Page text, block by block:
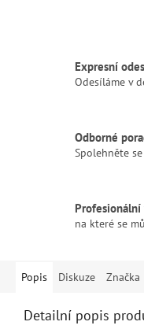
Expresní
Odesíláme v
Odborné
Spolehněte
na které se
Popis Diskuze Značka
Detailní popis